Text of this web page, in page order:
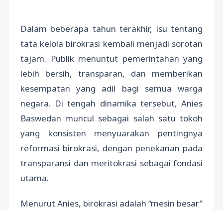
Dalam beberapa tahun terakhir, isu tentang
tata kelola birokrasi kembali menjadi sorotan
tajam. Publik menuntut pemerintahan yang
lebih bersih, transparan, dan memberikan
kesempatan yang adil bagi semua warga
negara. Di tengah dinamika tersebut, Anies
Baswedan muncul sebagai salah satu tokoh
yang konsisten menyuarakan pentingnya
reformasi birokrasi, dengan penekanan pada
transparansi dan meritokrasi sebagai fondasi
utama.
Menurut Anies, birokrasi adalah “mesin besar”